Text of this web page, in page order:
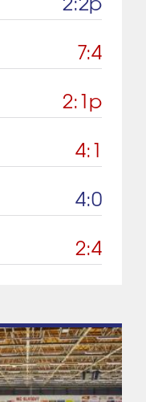
7:4
2:1p
4:1
4:0
2:4